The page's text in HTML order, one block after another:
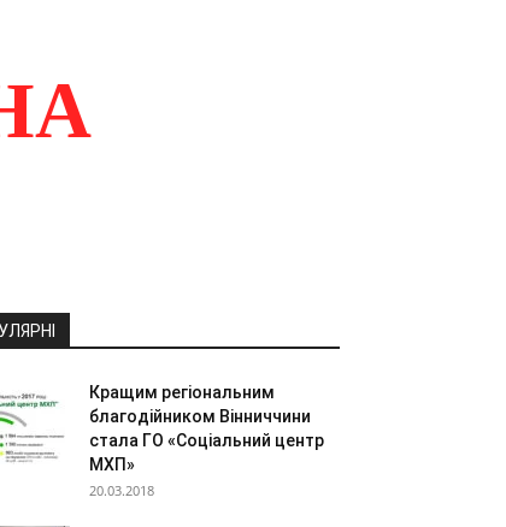
Кращим регіональним
благодійником Вінниччини
стала ГО «Соціальний центр
МХП»
20.03.2018